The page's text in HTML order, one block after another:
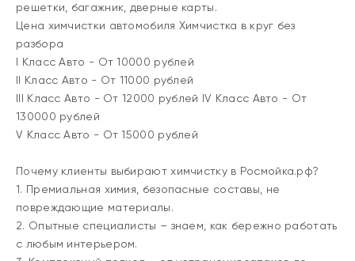
решетки, багажник, дверные карты.
Цена химчистки автомобиля Химчистка в круг без
разбора
I Класс Авто - От 10000 рублей
II Класс Авто - От 11000 рублей
III Класс Авто - От 12000 рублей IV Класс Авто - От
130000 рублей
V Класс Авто - От 15000 рублей
Почему клиенты выбирают химчистку в Росмойка.рф?
1. Премиальная химия, безопасные составы, не
повреждающие материалы.
2. Опытные специалисты – знаем, как бережно работать
с любым интерьером.